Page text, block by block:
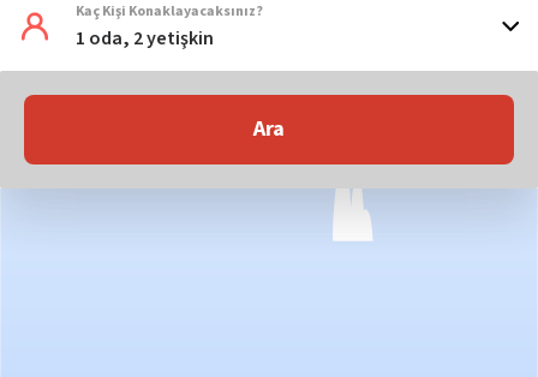
Kaç Kişi Konaklayacaksınız?
1 oda, 2 yetişkin
Ara